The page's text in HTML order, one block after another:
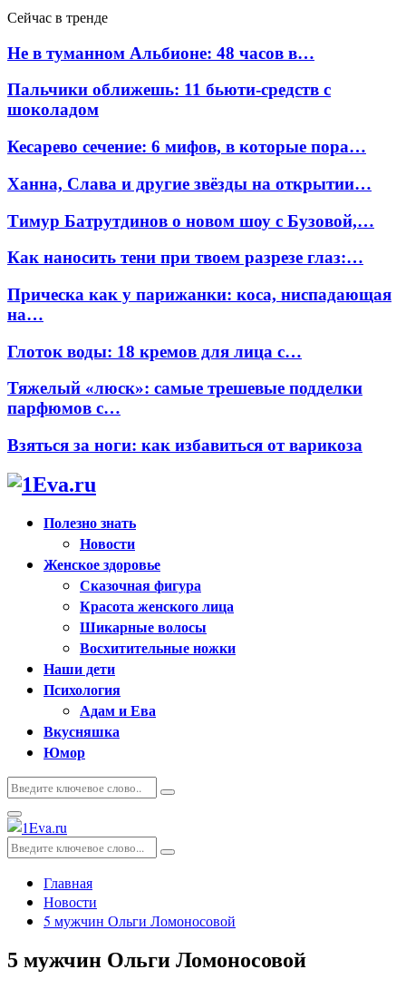
Сейчас в тренде
Не в туманном Альбионе: 48 часов в…
Пальчики оближешь: 11 бьюти-средств с
шоколадом
Кесарево сечение: 6 мифов, в которые пора…
Ханна, Слава и другие звёзды на открытии…
Тимур Батрутдинов о новом шоу с Бузовой,…
Как наносить тени при твоем разрезе глаз:…
Прическа как у парижанки: коса, ниспадающая
на…
Глоток воды: 18 кремов для лица с…
Тяжелый «люск»: самые трешевые подделки
парфюмов с…
Взяться за ноги: как избавиться от варикоза
Полезно знать
Новости
Женское здоровье
Сказочная фигура
Красота женского лица
Шикарные волосы
Восхитительные ножки
Наши дети
Психология
Адам и Ева
Вкусняшка
Юмор
Искать:
Поиск
Основное
меню
Искать:
Поиск
Главная
Новости
5 мужчин Ольги Ломоносовой
5 мужчин Ольги Ломоносовой